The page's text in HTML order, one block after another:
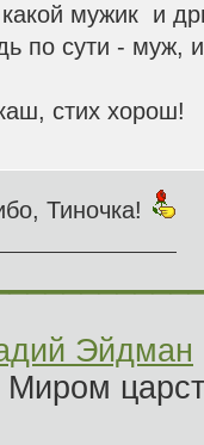
мужик и
по сути - муж,
стих хорош!
Тиночка!
Эйдман
Миром